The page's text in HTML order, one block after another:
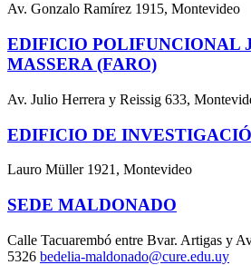
Av. Gonzalo Ramírez 1915, Montevideo
EDIFICIO POLIFUNCIONAL
MASSERA (FARO)
Av. Julio Herrera y Reissig 633,
EDIFICIO DE
Lauro Müller 1921, Montevideo
SEDE MALDONADO
Calle Tacuarembó entre Bvar. Artigas y
5326 bedelia-maldonado@cure.edu.uy